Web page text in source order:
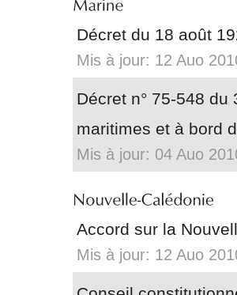
Décret du 18 août
Mis à jour: 12 Auo
Décret n° 75-548
maritimes et à bord
Mis à jour: 04 Auo
Accord sur la
Mis à jour: 12 Auo